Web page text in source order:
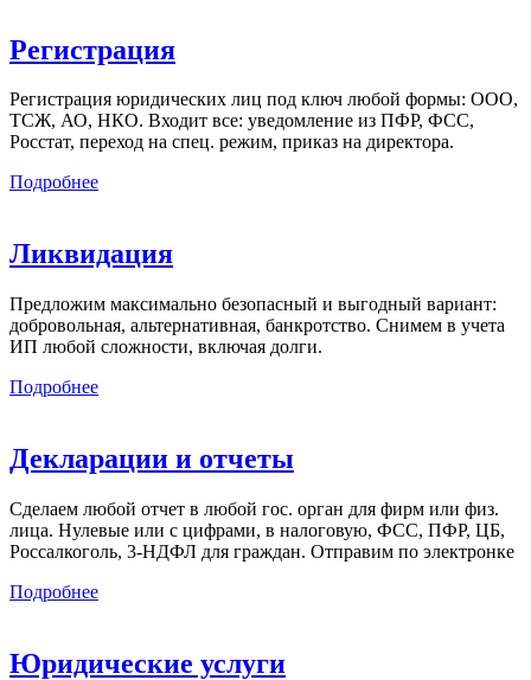
Регистрация
Регистрация юридических лиц под ключ любой формы: ООО,
ТСЖ, АО, НКО. Входит все: уведомление из ПФР, ФСС,
Росстат, переход на спец. режим, приказ на директора.
Подробнее
Ликвидация
Предложим максимально безопасный и выгодный вариант:
добровольная, альтернативная, банкротство. Снимем в учета
ИП любой сложности, включая долги.
Подробнее
Декларации и отчеты
Сделаем любой отчет в любой гос. орган для фирм или физ.
лица. Нулевые или с цифрами, в налоговую, ФСС, ПФР, ЦБ,
Россалкоголь, 3-НДФЛ для граждан. Отправим по электронке
Подробнее
Юридические услуги